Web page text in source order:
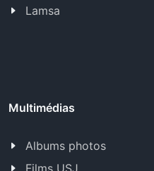
Lamsa
Multimédias
Albums photos
Films USJ